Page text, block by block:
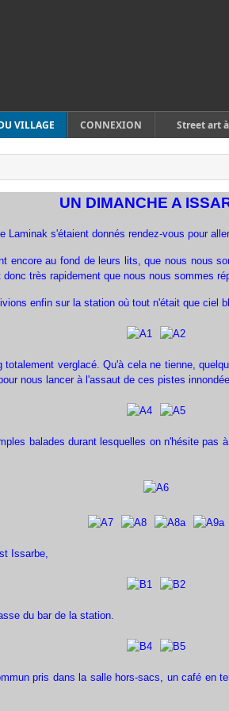
VILLAGE CONNEXION Street art
UN DIMANCHE A
s'étaient donnés rendez-vous pour
encore au fond de leurs lits, que nous nous
très rapidement que nous nous sommes
enfin sur la station où tout n'était que ciel
verglacé. Qu'à cela ne tienne,
nous lancer à l'assaut de ces pistes
balades durant lesquelles on n'hésite pas
Issarbe,
du bar de la station.
pris dans la salle hors-sacs, un café en